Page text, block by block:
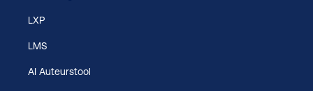
LXP
LMS
AI Auteurstool